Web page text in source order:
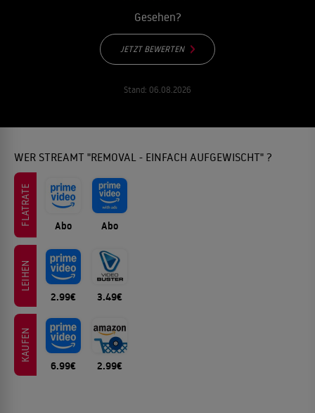
Gesehen?
JETZT BEWERTEN
Stand: 06.08.2026
WER STREAMT "REMOVAL - EINFACH AUFGEWISCHT" ?
FLATRATE Abo Abo
LEIHEN
2.99€ 3.49€
KAUFEN
6.99€ 2.99€